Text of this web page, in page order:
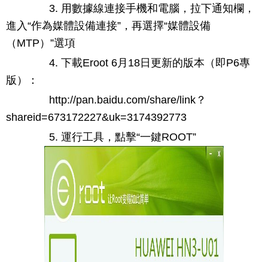
3. 用數據線連接手機和電腦，拉下通知欄，
進入“作為媒體設備連接”，再選擇“媒體設備
（MTP）”選項
4. 下載Eroot 6月18日更新的版本（即P6專
版）：
http://pan.baidu.com/share/link？
shareid=673172227&uk=3174392773
5. 運行工具，點擊“一鍵ROOT”